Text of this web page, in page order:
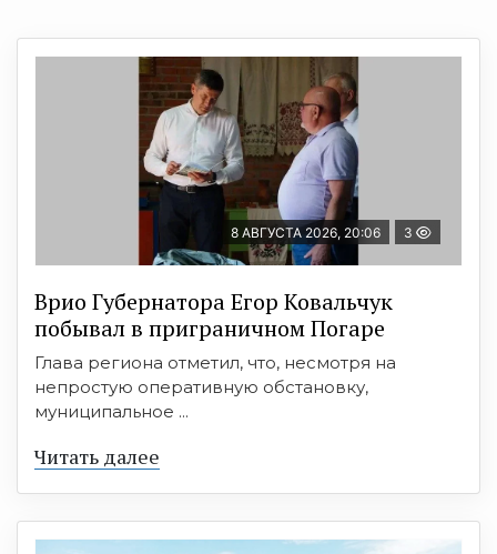
8 АВГУСТА 2026, 20:06 3
Врио Губернатора Егор Ковальчук
побывал в приграничном Погаре
Глава региона отметил, что, несмотря на
непростую оперативную обстановку,
муниципальное ...
Читать далее